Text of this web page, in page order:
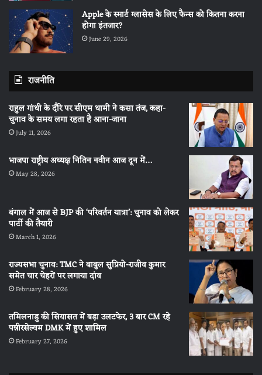
Apple के स्मार्ट ग्लासेस के लिए फैन्स को कितना करना
होगा इंतजार?
June 29, 2026
राजनीति
राहुल गांधी के दौरे पर सीएम धामी ने कसा तंज, कहा-
चुनाव के समय लगा रहता है आना-जाना
July 11, 2026
भाजपा राष्ट्रीय अध्यक्ष नितिन नवीन आज दून में…
May 28, 2026
बंगाल में आज से BJP की ‘परिवर्तन यात्रा’: चुनाव को लेकर
पार्टी की तैयारी
March 1, 2026
राज्यसभा चुनाव: TMC ने बाबुल सुप्रियो-राजीव कुमार
समेत चार चेहरों पर लगाया दांव
February 28, 2026
तमिलनाडु की सियासत में बड़ा उलटफेर, 3 बार CM रहे
पन्नीरसेल्वम DMK में हुए शामिल
February 27, 2026